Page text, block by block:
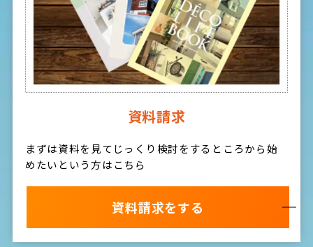
資料請求
まずは資料を見てじっくり検討をするところから始
めたいという方はこちら
資料請求をする